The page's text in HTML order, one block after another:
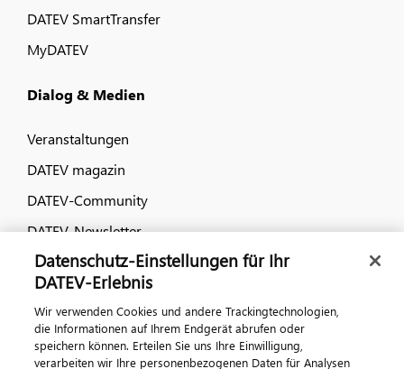
DATEV SmartTransfer
MyDATEV
Dialog & Medien
Veranstaltungen
DATEV magazin
DATEV-Community
DATEV-Newsletter
Kontaktieren Sie uns
Datenschutz-Einstellungen für Ihr
DATEV-Erlebnis
Wir verwenden Cookies und andere Trackingtechnologien,
die Informationen auf Ihrem Endgerät abrufen oder
speichern können. Erteilen Sie uns Ihre Einwilligung,
verarbeiten wir Ihre personenbezogenen Daten für Analysen